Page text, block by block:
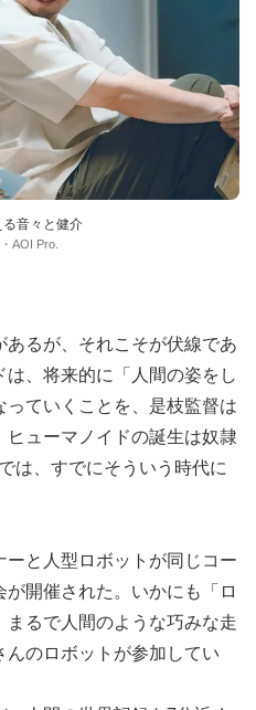
音々と健介
AOI Pro.
るが、それこそが伏線であ
、将来的に「人間の姿をし
ていくことを、是枝監督は
ューマノイドの誕生は奴隷
は、すでにそういう時代に
と人型ロボットが同じコー
開催された。いかにも「ロ
るで人間のような巧みな走
んのロボットが参加してい